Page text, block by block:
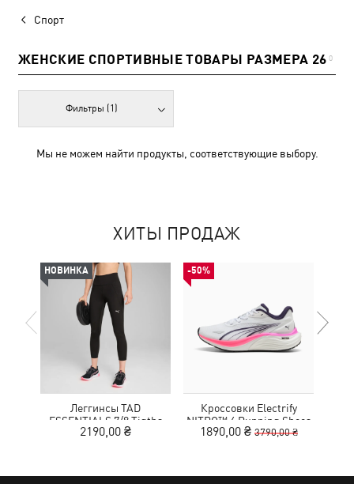
Спорт
ЖЕНСКИЕ СПОРТИВНЫЕ ТОВАРЫ РАЗМЕРА 26 0
Фильтры (1)
Мы не можем найти продукты, соответствующие выбору.
ХИТЫ ПРОДАЖ
НОВИНКА
Леггинсы TAD
ESSENTIALS 7/8 Tigths
Women
2190,00 ₴
-50%
Кроссовки Electrify
NITRO™ 4 Running Shoes
Youth
1890,00 ₴ 3790,00 ₴